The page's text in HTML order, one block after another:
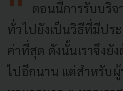
ตอนนี้การรับบริจ
ทั่วไปยังเป็นวิธีที่มีปร
ค่าที่สุด ดังนั้นเราจึงยั
ไปอีกนาน แต่สำหรับ